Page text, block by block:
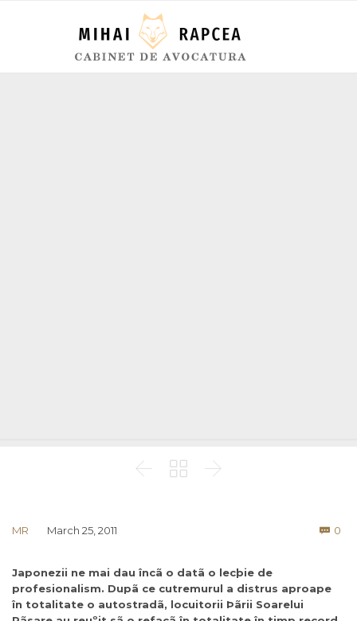
  
MR March 25, 2011  0
Japonezii ne mai dau încã o datã o lecþie de
profesionalism. Dupã ce cutremurul a distrus aproape
în totalitate o autostradã, locuitorii Þãrii Soarelui